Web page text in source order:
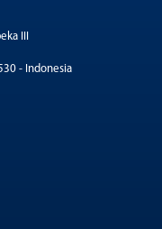
III
- Indonesia